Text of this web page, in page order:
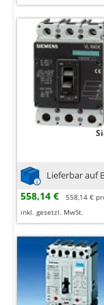
Lieferbar auf
558,14 €
558,14 €
inkl. gesetzl. MwSt.